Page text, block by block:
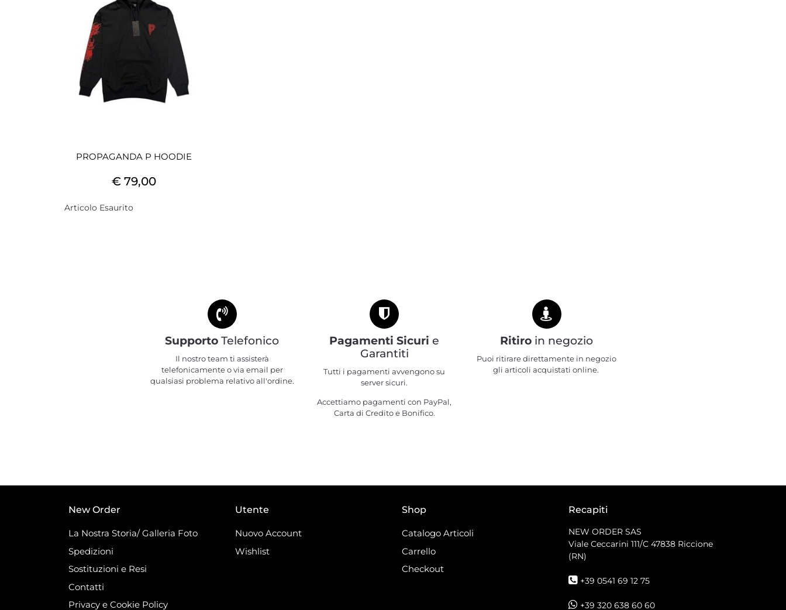
PROPAGANDA P HOODIE
€ 79,00
Articolo Esaurito
Supporto Telefonico
Il nostro team ti assisterà
telefonicamente o via email per
qualsiasi problema relativo all'ordine.
Pagamenti Sicuri e
Garantiti
Tutti i pagamenti avvengono su
server sicuri.
Accettiamo pagamenti con PayPal,
Carta di Credito e Bonifico.
Ritiro in negozio
Puoi ritirare direttamente in negozio
gli articoli acquistati online.
New Order
La Nostra Storia/ Galleria Foto
Spedizioni
Sostituzioni e Resi
Contatti
Privacy e Cookie Policy
Utente
Nuovo Account
Wishlist
Shop
Catalogo Articoli
Carrello
Checkout
Recapiti
NEW ORDER SAS
Viale Ceccarini 111/C 47838 Riccione
(RN)
+39 0541 69 12 75
+39 320 638 60 60